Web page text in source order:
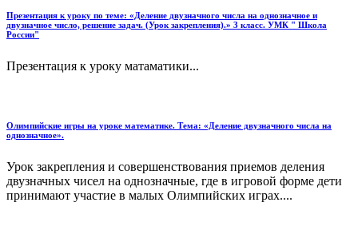
Презентация к уроку по теме: «Деление двузначного числа на однозначное и
двузначное число, решение задач. (Урок закрепления).» 3 класс. УМК " Школа
России"
Презентация к уроку матаматики...
Олимпийские игры на уроке математике. Тема: «Деление двузначного числа на
однозначное».
Урок закрепления и совершенствования приемов деления
двузначных чисел на однозначные, где в игровой форме дети
принимают участие в малых Олимпийских играх....